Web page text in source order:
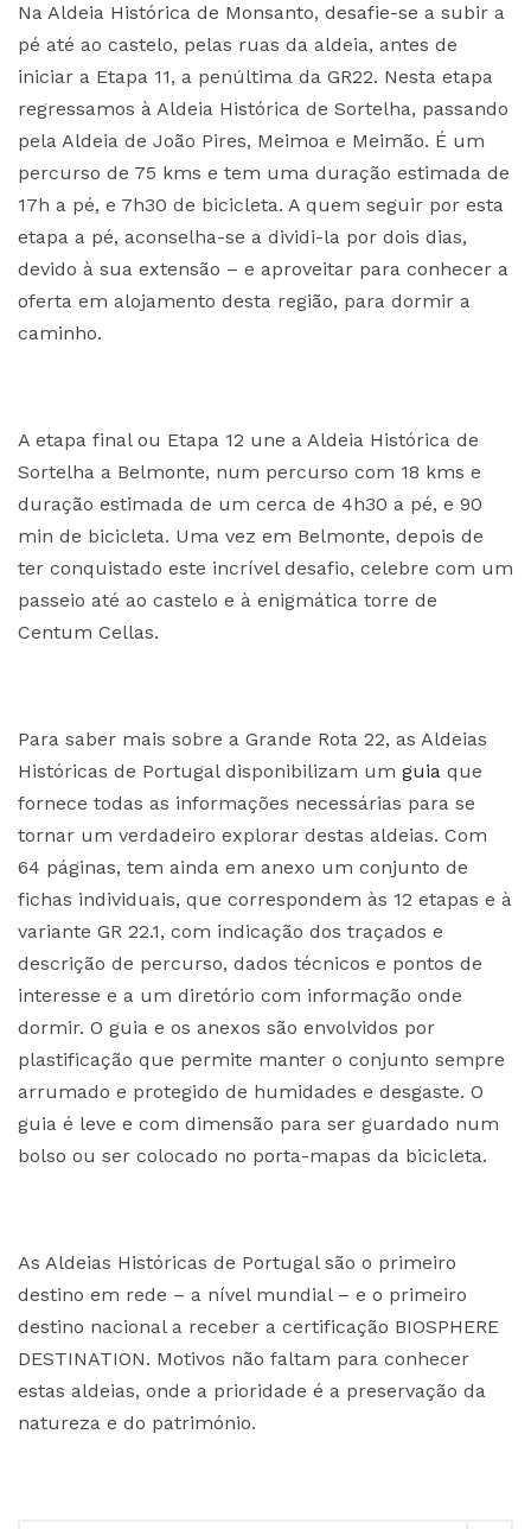
Na Aldeia Histórica de Monsanto, desafie-se a subir a
pé até ao castelo, pelas ruas da aldeia, antes de
iniciar a Etapa 11, a penúltima da GR22. Nesta etapa
regressamos à Aldeia Histórica de Sortelha, passando
pela Aldeia de João Pires, Meimoa e Meimão. É um
percurso de 75 kms e tem uma duração estimada de
17h a pé, e 7h30 de bicicleta. A quem seguir por esta
etapa a pé, aconselha-se a dividi-la por dois dias,
devido à sua extensão – e aproveitar para conhecer a
oferta em alojamento desta região, para dormir a
caminho.
A etapa final ou Etapa 12 une a Aldeia Histórica de
Sortelha a Belmonte, num percurso com 18 kms e
duração estimada de um cerca de 4h30 a pé, e 90
min de bicicleta. Uma vez em Belmonte, depois de
ter conquistado este incrível desafio, celebre com um
passeio até ao castelo e à enigmática torre de
Centum Cellas.
Para saber mais sobre a Grande Rota 22, as Aldeias
Históricas de Portugal disponibilizam um guia que
fornece todas as informações necessárias para se
tornar um verdadeiro explorar destas aldeias. Com
64 páginas, tem ainda em anexo um conjunto de
fichas individuais, que correspondem às 12 etapas e à
variante GR 22.1, com indicação dos traçados e
descrição de percurso, dados técnicos e pontos de
interesse e a um diretório com informação onde
dormir. O guia e os anexos são envolvidos por
plastificação que permite manter o conjunto sempre
arrumado e protegido de humidades e desgaste. O
guia é leve e com dimensão para ser guardado num
bolso ou ser colocado no porta-mapas da bicicleta.
As Aldeias Históricas de Portugal são o primeiro
destino em rede – a nível mundial – e o primeiro
destino nacional a receber a certificação BIOSPHERE
DESTINATION. Motivos não faltam para conhecer
estas aldeias, onde a prioridade é a preservação da
natureza e do património.